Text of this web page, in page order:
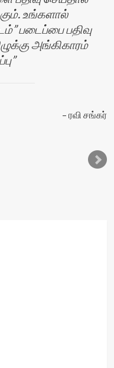
உங்களால்
படைப்பை பதிவு
அங்கிகாரம்
ரவி சங்கர்